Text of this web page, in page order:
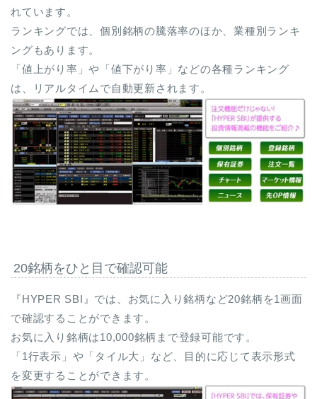
れています。
ランキングでは、個別銘柄の騰落率のほか、業種別ランキ
ングもあります。
「値上がり率」や「値下がり率」などの各種ランキング
は、リアルタイムで自動更新されます。
20銘柄をひと目で確認可能
『HYPER SBI』では、お気に入り銘柄など20銘柄を1画面
で確認することができます。
お気に入り銘柄は10,000銘柄まで登録可能です。
「1行表示」や「タイル大」など、目的に応じて表示形式
を変更することができます。